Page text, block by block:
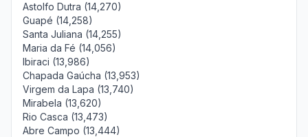
Astolfo Dutra (14,270)
Guapé (14,258)
Santa Juliana (14,255)
Maria da Fé (14,056)
Ibiraci (13,986)
Chapada Gaúcha (13,953)
Virgem da Lapa (13,740)
Mirabela (13,620)
Rio Casca (13,473)
Abre Campo (13,444)